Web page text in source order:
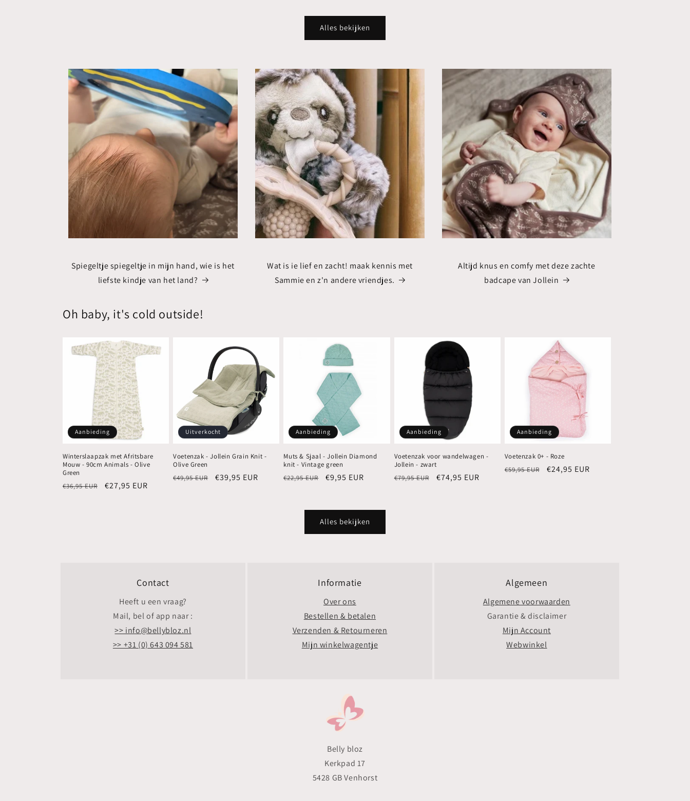
Alles bekijken
Spiegeltje spiegeltje in mijn hand, wie is het
liefste kindje van het land?
Wat is ie lief en zacht! maak kennis met
Sammie en z'n andere vriendjes.
Altijd knus en comfy met deze zachte
badcape van Jollein
Oh baby, it's cold outside!
Aanbieding
Winterslaapzak met Afritsbare
Mouw - 90cm Animals - Olive
Green
Normale
€36,95 EUR Aanbiedingsprijs
€27,95 EUR
Uitverkocht
Voetenzak - Jollein Grain Knit -
Olive Green
Normale
€49,95 EUR Aanbiedingsprijs
€39,95 EUR
Aanbieding
Muts & Sjaal - Jollein Diamond
knit - Vintage green
Normale
€22,95 EUR Aanbiedingsprijs
€9,95 EUR
Aanbieding
Voetenzak voor wandelwagen -
Jollein - zwart
Normale
€79,95 EUR Aanbiedingsprijs
€74,95 EUR
Aanbieding
Voetenzak 0+ - Roze
Normale
€59,95 EUR Aanbiedingsprijs
€24,95 EUR
Alles bekijken
Contact
Heeft u een vraag?
Mail, bel of app naar :
>> info@bellybloz.nl
>> +31 (0) 643 094 581
Informatie
Over ons
Bestellen & betalen
Verzenden & Retourneren
Mijn winkelwagentje
Algemeen
Algemene voorwaarden
Garantie & disclaimer
Mijn Account
Webwinkel
Belly bloz
Kerkpad 17
5428 GB Venhorst